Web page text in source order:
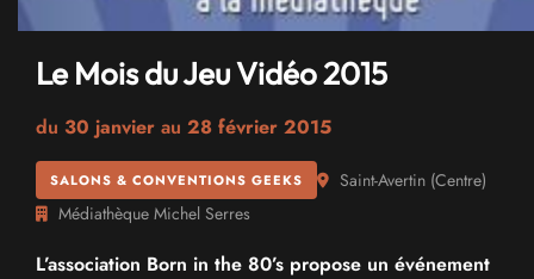
Le Mois du Jeu Vidéo 2015
du 30 janvier au 28 février 2015
SALONS & CONVENTIONS GEEKS Saint-Avertin (Centre)
Médiathèque Michel Serres
L’association Born in the 80’s propose un événement